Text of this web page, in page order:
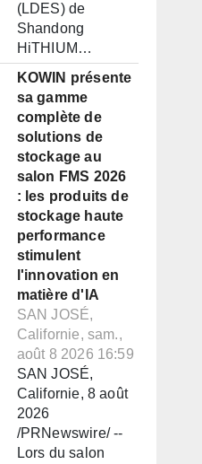
(LDES) de
Shandong
HiTHIUM…
KOWIN présente
sa gamme
complète de
solutions de
stockage au
salon FMS 2026
: les produits de
stockage haute
performance
stimulent
l'innovation en
matière d'IA
SAN JOSÉ,
Californie, sam.,
août 8 2026 16:59
SAN JOSÉ,
Californie, 8 août
2026
/PRNewswire/ --
Lors du salon